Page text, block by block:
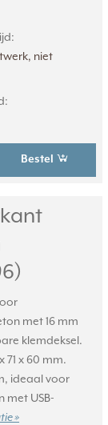
niet
Bestel
met 16 mm
klemdeksel.
71 x 60 mm.
ideaal voor
met USB-
»